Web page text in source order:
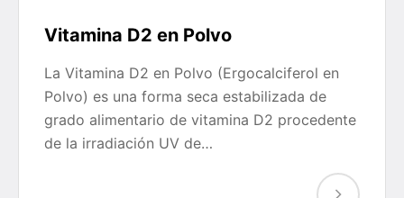
Vitamina D2 en Polvo
La Vitamina D2 en Polvo (Ergocalciferol en
Polvo) es una forma seca estabilizada de
grado alimentario de vitamina D2 procedente
de la irradiación UV de…